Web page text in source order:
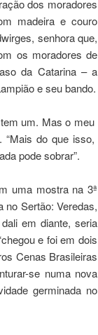
dos moradores
madeira e couro
senhora que,
os moradores de
da Catarina – a
e seu bando.
um. Mas o meu
do que isso,
pode sobrar”.
uma mostra na 3ª
no Sertão: Veredas,
em diante, seria
e foi em dois
Cenas Brasileiras
se numa nova
germinada no